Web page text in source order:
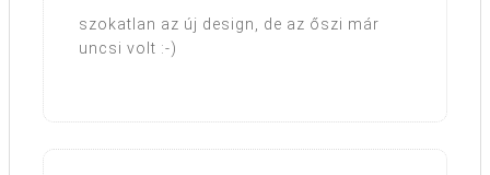
szokatlan az új design, de az őszi már
uncsi volt :-)